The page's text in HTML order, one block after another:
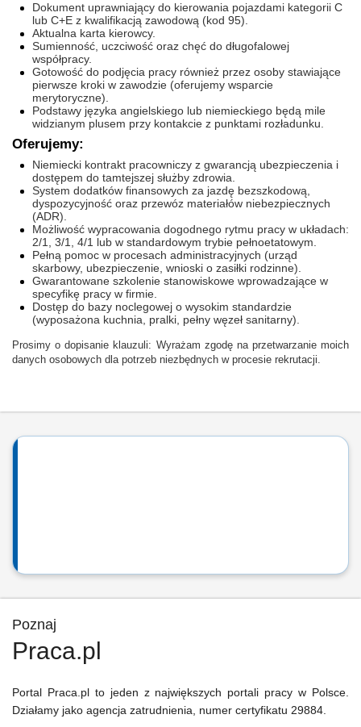
Dokument uprawniający do kierowania pojazdami kategorii C
lub C+E z kwalifikacją zawodową (kod 95).
Aktualna karta kierowcy.
Sumienność, uczciwość oraz chęć do długofalowej
współpracy.
Gotowość do podjęcia pracy również przez osoby stawiające
pierwsze kroki w zawodzie (oferujemy wsparcie
merytoryczne).
Podstawy języka angielskiego lub niemieckiego będą mile
widzianym plusem przy kontakcie z punktami rozładunku.
Oferujemy:
Niemiecki kontrakt pracowniczy z gwarancją ubezpieczenia i
dostępem do tamtejszej służby zdrowia.
System dodatków finansowych za jazdę bezszkodową,
dyspozycyjność oraz przewóz materiałów niebezpiecznych
(ADR).
Możliwość wypracowania dogodnego rytmu pracy w układach:
2/1, 3/1, 4/1 lub w standardowym trybie pełnoetatowym.
Pełną pomoc w procesach administracyjnych (urząd
skarbowy, ubezpieczenie, wnioski o zasiłki rodzinne).
Gwarantowane szkolenie stanowiskowe wprowadzające w
specyfikę pracy w firmie.
Dostęp do bazy noclegowej o wysokim standardzie
(wyposażona kuchnia, pralki, pełny węzeł sanitarny).
Prosimy o dopisanie klauzuli: Wyrażam zgodę na przetwarzanie moich
danych osobowych dla potrzeb niezbędnych w procesie rekrutacji.
Poznaj
Praca.pl
Portal Praca.pl to jeden z największych portali pracy w Polsce.
Działamy jako agencja zatrudnienia, numer certyfikatu 29884.